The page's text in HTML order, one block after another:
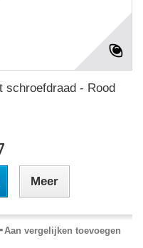
schroefdraad - Rood
Meer
Aan vergelijken toevoegen